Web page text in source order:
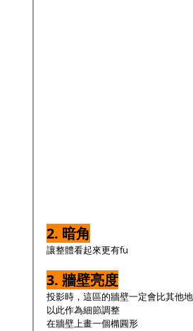
2. 暗角
讓整體看起來更有fu
3. 牆壁亮度
投影時，這區的牆壁一定會比其他
以此作為細節調整
在牆壁上畫一個橢圓形